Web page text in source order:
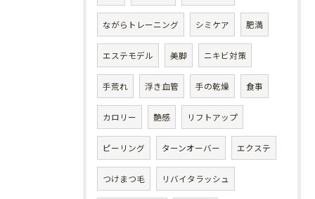
ながらトレーニング シミケア 肥満
エステモデル 美脚 ニキビ対策
手荒れ 浮き血管 手の乾燥 食事
カロリー 艶感 リフトアップ
ピーリング ターンオーバー エクステ
つけまつ毛 リバイタラッシュ